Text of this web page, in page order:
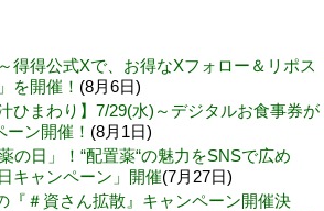
得得公式Xで、お得なXフォロー＆リポス
を開催！ (8月6日)
ひまわり】7/29(水)～デジタルお食事券が
ン開催！ (8月1日)
の日」！“配置薬“の魅力をSNSで広め
キャンペーン」開催(7月27日)
『＃資さん拡散』キャンペーン開催決